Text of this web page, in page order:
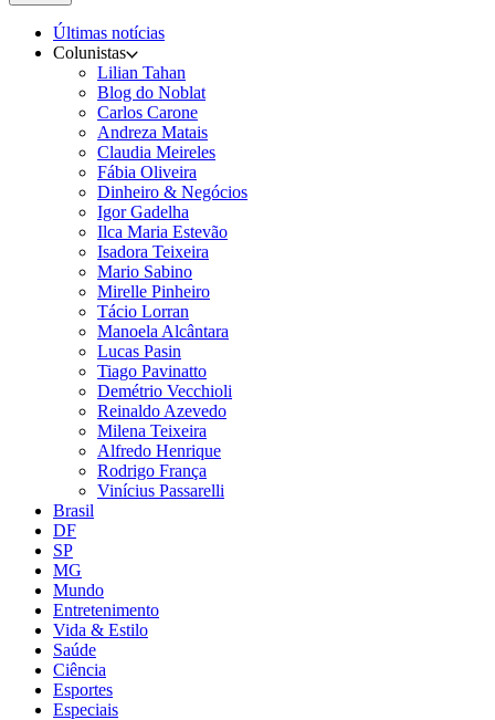
Últimas notícias
Colunistas
Lilian Tahan
Blog do Noblat
Carlos Carone
Andreza Matais
Claudia Meireles
Fábia Oliveira
Dinheiro & Negócios
Igor Gadelha
Ilca Maria Estevão
Isadora Teixeira
Mario Sabino
Mirelle Pinheiro
Tácio Lorran
Manoela Alcântara
Lucas Pasin
Tiago Pavinatto
Demétrio Vecchioli
Reinaldo Azevedo
Milena Teixeira
Alfredo Henrique
Rodrigo França
Vinícius Passarelli
Brasil
DF
SP
MG
Mundo
Entretenimento
Vida & Estilo
Saúde
Ciência
Esportes
Especiais